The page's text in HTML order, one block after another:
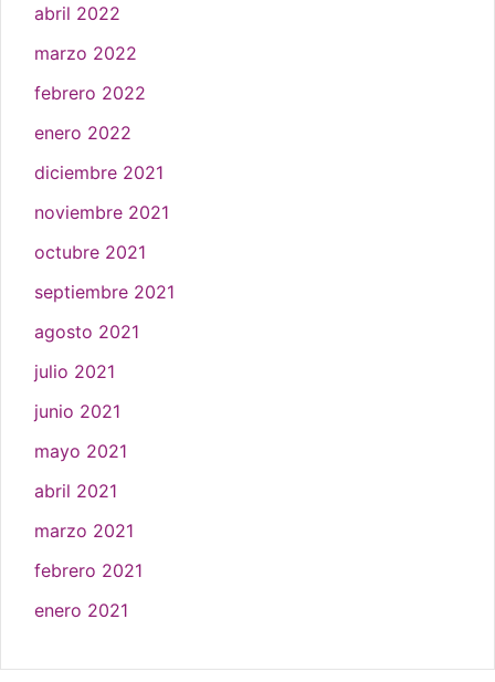
abril 2022
marzo 2022
febrero 2022
enero 2022
diciembre 2021
noviembre 2021
octubre 2021
septiembre 2021
agosto 2021
julio 2021
junio 2021
mayo 2021
abril 2021
marzo 2021
febrero 2021
enero 2021